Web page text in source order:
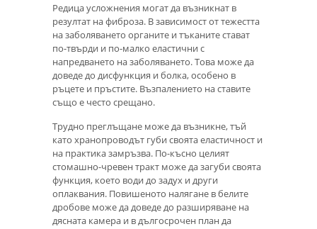
Редица усложнения могат да възникнат в
резултат на фиброза. В зависимост от тежестта
на заболяването органите и тъканите стават
по-твърди и по-малко еластични с
напредването на заболяването. Това може да
доведе до дисфункция и болка, особено в
ръцете и пръстите. Възпалението на ставите
също е често срещано.
Трудно преглъщане може да възникне, тъй
като хранопроводът губи своята еластичност и
на практика замръзва. По-късно целият
стомашно-чревен тракт може да загуби своята
функция, което води до задух и други
оплаквания. Повишеното налягане в белите
дробове може да доведе до разширяване на
дясната камера и в дългосрочен план да